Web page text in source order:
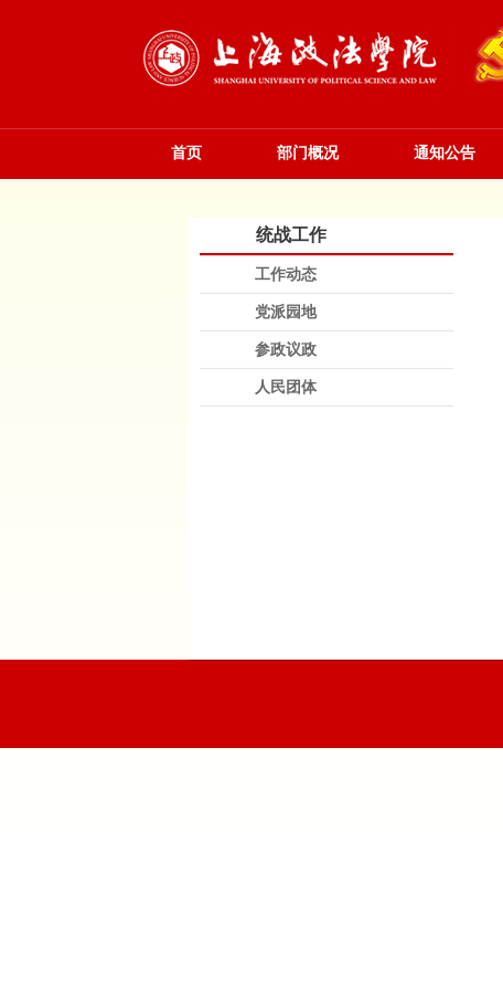
首页 部门概况 通知公告
统战工作
工作动态
党派园地
参政议政
人民团体